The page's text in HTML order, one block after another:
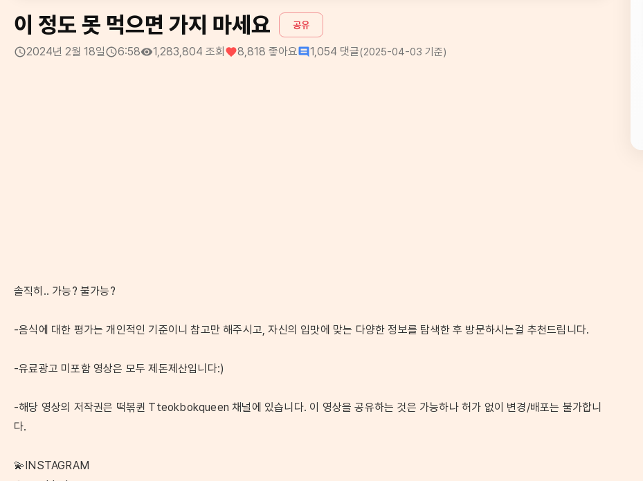
이 정도 못 먹으면 가지 마세요 공유
2024년 2월 18일 6:58 1,283,804 조회 8,818 좋아요 1,054 댓글(2025-04-03 기준)
솔직히.. 가능? 불가능?
-음식에 대한 평가는 개인적인 기준이니 참고만 해주시고, 자신의 입맛에 맞는 다양한 정보를 탐색한 후 방문하시는걸 추천드립니다.
-유료광고 미포함 영상은 모두 제돈제산입니다:)
-해당 영상의 저작권은 떡볶퀸 Tteokbokqueen 채널에 있습니다. 이 영상을 공유하는 것은 가능하나 허가 없이 변경/배포는 불가합니
다.
💫INSTAGRAM